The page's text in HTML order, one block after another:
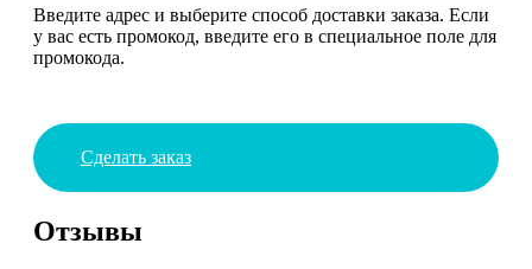
Введите адрес и выберите способ доставки заказа. Если
у вас есть промокод, введите его в специальное поле для
промокода.
Сделать заказ
Отзывы